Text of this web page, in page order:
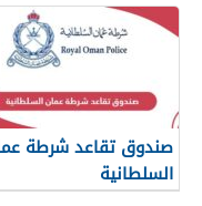
صندوق تقاعد شرطة
السلطانية